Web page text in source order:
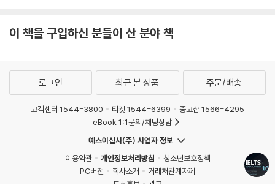
이 책을 구입하신 분들이 산 분야 책
로그인 최근 본 상품 주문/배송
고객센터 1544-3800 티켓 1544-6399
중고샵 1566-4295
eBook 1:1문의/채팅상담
예스이십사(주) 사업자 정보
이용약관
개인정보처리방침
청소년보호정책
PC버전
회사소개
거래처관계자께